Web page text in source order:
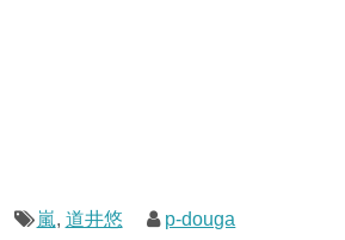
嵐, 道井悠 p-douga